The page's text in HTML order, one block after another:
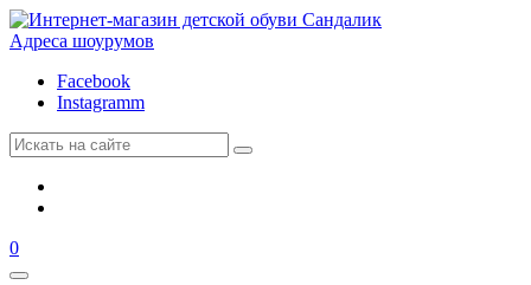
Адреса шоурумов
Facebook
Instagramm
0